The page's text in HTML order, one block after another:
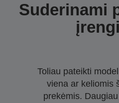
Suderinami
Toliau pateikti
viena ar keliomis
prekėmis.